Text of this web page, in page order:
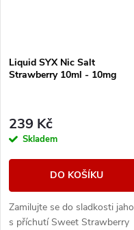
Liquid SYX Nic Salt
Strawberry 10ml - 10mg
239 Kč
Skladem
DO KOŠÍKU
Zamilujte se do sladkosti
s příchutí Sweet Strawberry